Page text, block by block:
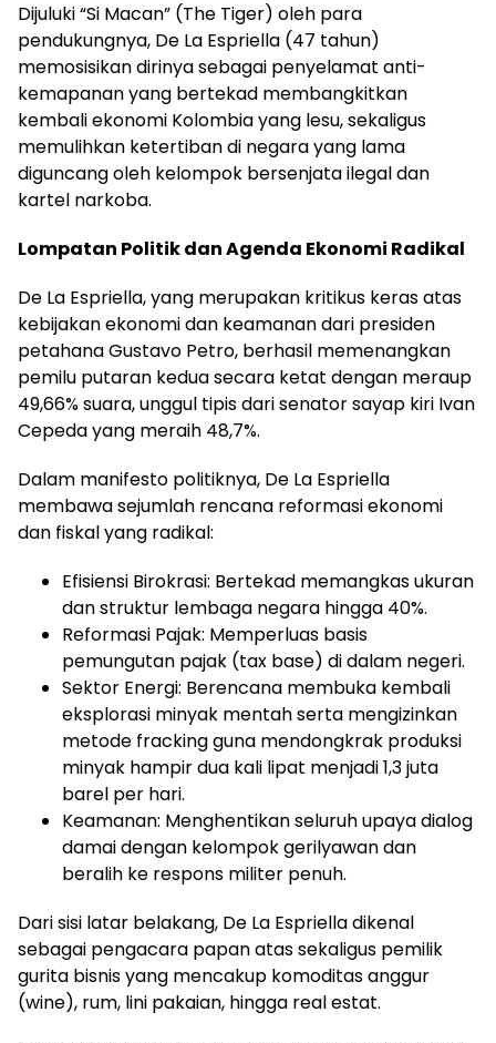
Dijuluki “Si Macan” (The Tiger) oleh para
pendukungnya, De La Espriella (47 tahun)
memosisikan dirinya sebagai penyelamat anti-
kemapanan yang bertekad membangkitkan
kembali ekonomi Kolombia yang lesu, sekaligus
memulihkan ketertiban di negara yang lama
diguncang oleh kelompok bersenjata ilegal dan
kartel narkoba.
Lompatan Politik dan Agenda Ekonomi Radikal
De La Espriella, yang merupakan kritikus keras atas
kebijakan ekonomi dan keamanan dari presiden
petahana Gustavo Petro, berhasil memenangkan
pemilu putaran kedua secara ketat dengan meraup
49,66% suara, unggul tipis dari senator sayap kiri Ivan
Cepeda yang meraih 48,7%.
Dalam manifesto politiknya, De La Espriella
membawa sejumlah rencana reformasi ekonomi
dan fiskal yang radikal:
Efisiensi Birokrasi: Bertekad memangkas ukuran
dan struktur lembaga negara hingga 40%.
Reformasi Pajak: Memperluas basis
pemungutan pajak (tax base) di dalam negeri.
Sektor Energi: Berencana membuka kembali
eksplorasi minyak mentah serta mengizinkan
metode fracking guna mendongkrak produksi
minyak hampir dua kali lipat menjadi 1,3 juta
barel per hari.
Keamanan: Menghentikan seluruh upaya dialog
damai dengan kelompok gerilyawan dan
beralih ke respons militer penuh.
Dari sisi latar belakang, De La Espriella dikenal
sebagai pengacara papan atas sekaligus pemilik
gurita bisnis yang mencakup komoditas anggur
(wine), rum, lini pakaian, hingga real estat.